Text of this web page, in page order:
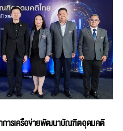
การเครือข่ายพัฒนาบัณฑิตอุดมคติ